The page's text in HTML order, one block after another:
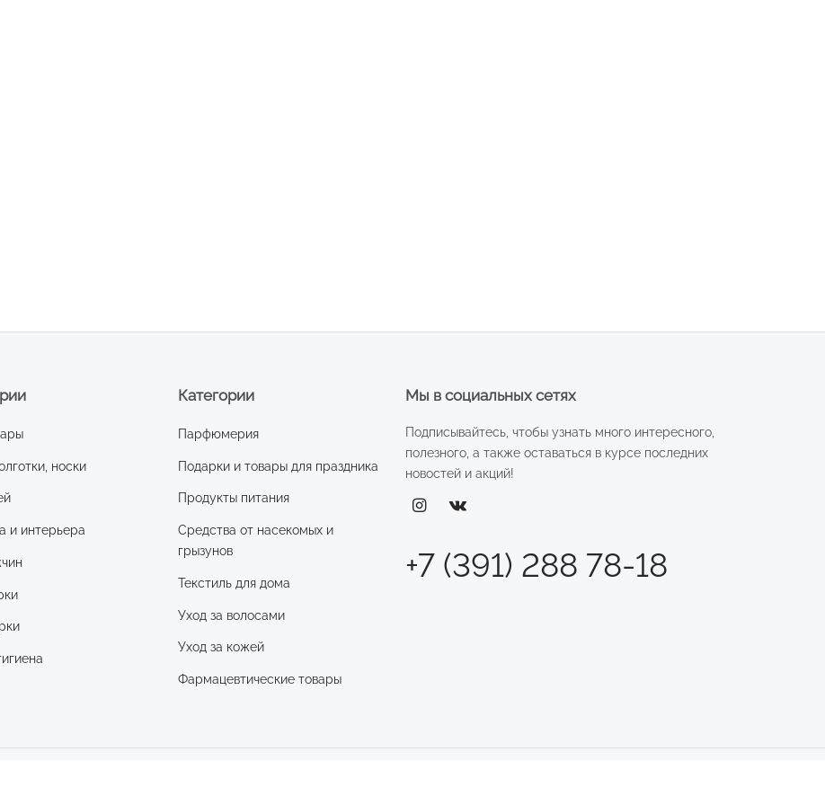
Мы в социальных сетях
Подписывайтесь, чтобы узнать много интересного,
полезного, а также оставаться в курсе последних
новостей и акций!
+7 (391) 288 78-18
носки
и интерьера
Категории
Парфюмерия
Подарки и товары для праздника
Продукты питания
Средства от насекомых и
грызунов
Текстиль для дома
Уход за волосами
Уход за кожей
Фармацевтические товары